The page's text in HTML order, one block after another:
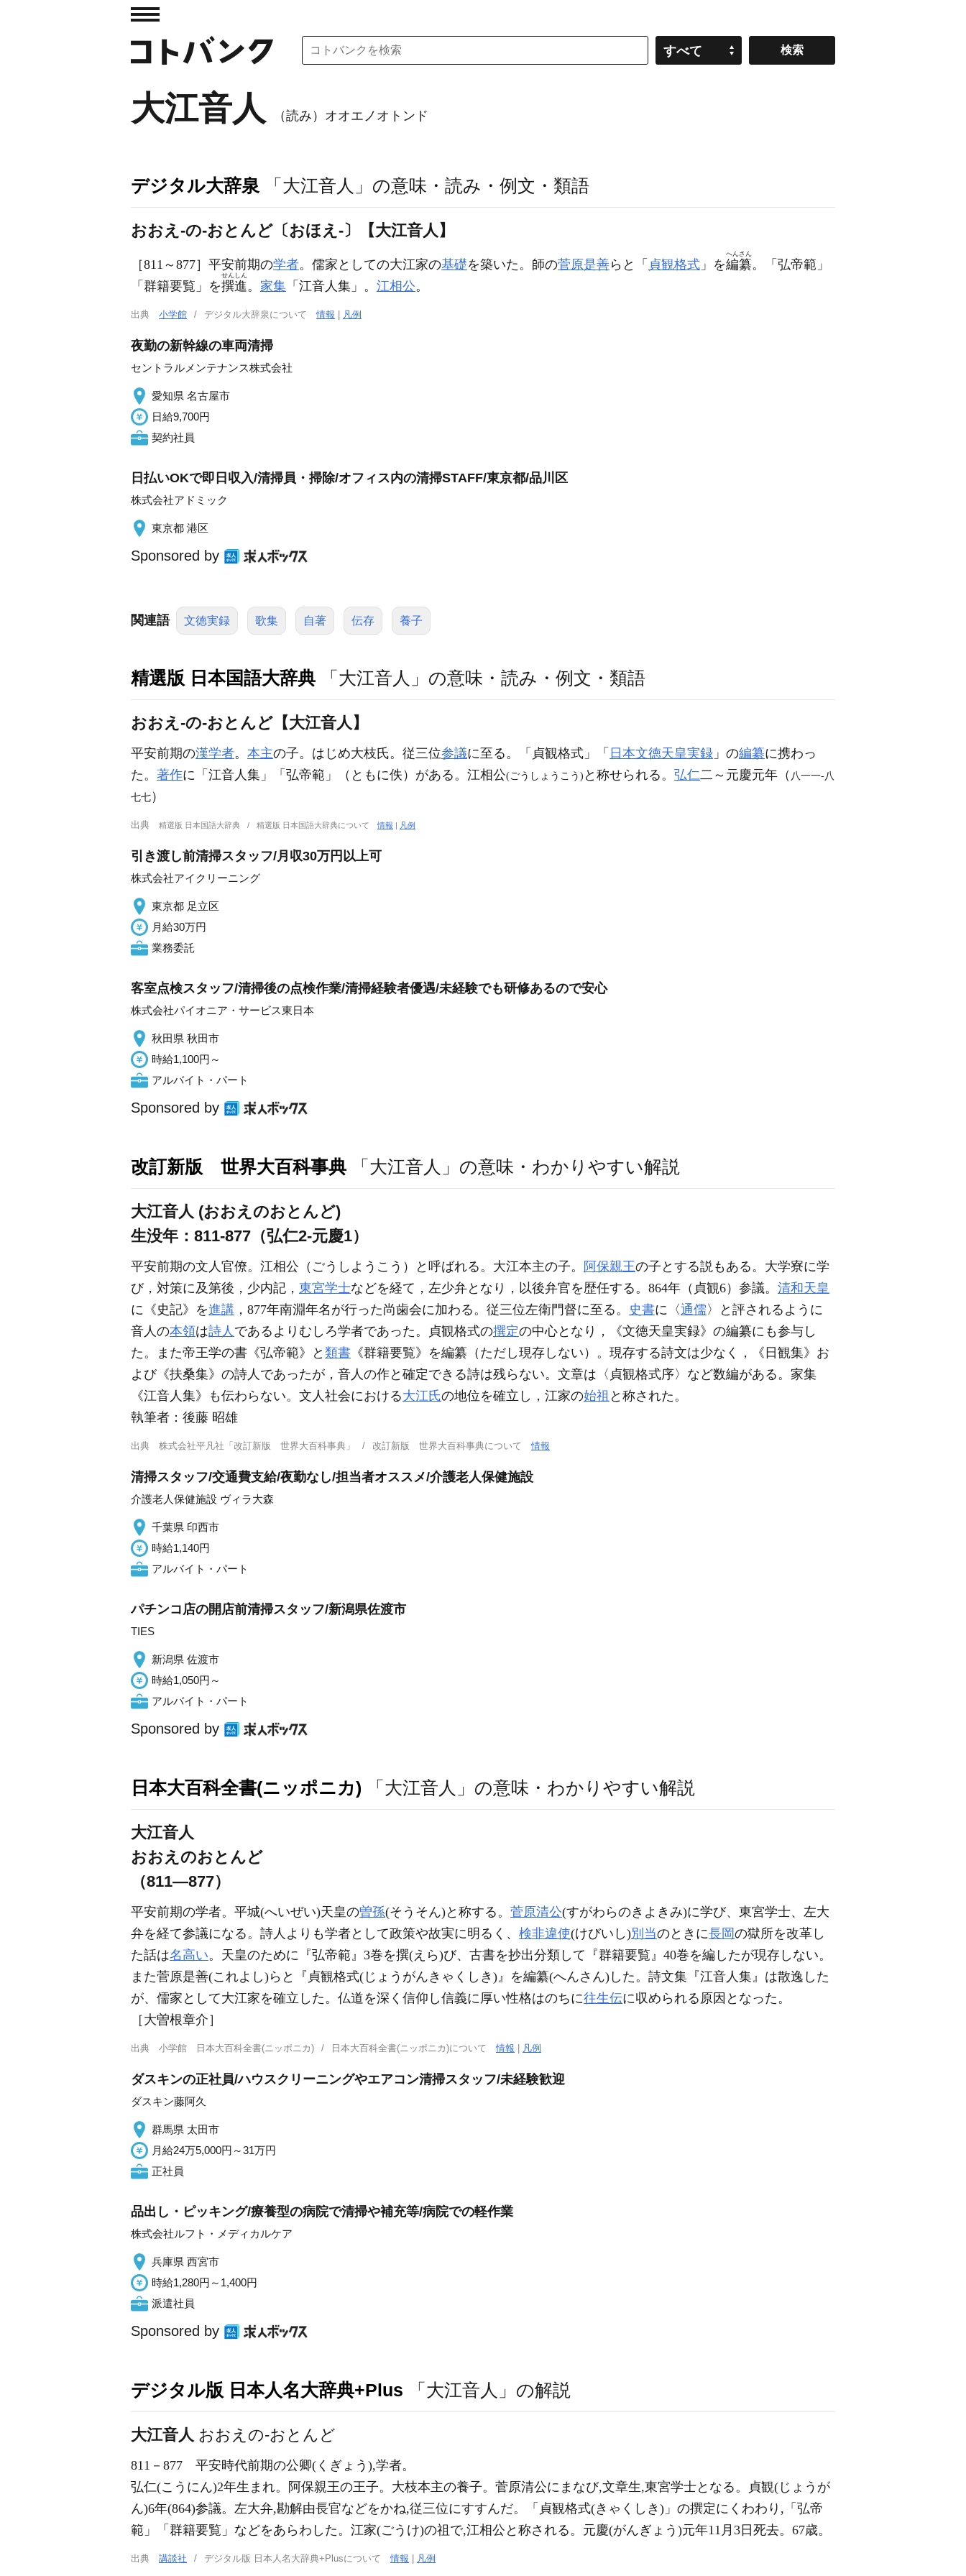
すべて
大江音人 （読み）オオエノオトンド
デジタル大辞泉 「大江音人」の意味・読み・例文・類語
おおえ‐の‐おとんど〔おほえ‐〕【大江音人】
［811～877］平安前期の学者。儒家としての大江家の基礎を築いた。師の菅原是善らと「 貞観格式 」を編纂
へんさん
。「弘帝範」
「群籍要覧」を撰進
せんしん
。 家集 「江音人集」。 江相公。
出典 小学館 デジタル大辞泉について情報 凡例
夜勤の新幹線の車両清掃
セントラルメンテナンス株式会社
愛知県 名古屋市
日給9,700円
契約社員
日払いOKで即日収入/清掃員・掃除/オフィス内の清掃STAFF/東京都/品川区
株式会社アドミック
東京都 港区
Sponsored by
関連語 文徳実録 歌集 自著 伝存 養子
精選版 日本国語大辞典 「大江音人」の意味・読み・例文・類語
おおえ‐の‐おとんど【大江音人】
平安前期の漢学者。 本主の子。はじめ大枝氏。従三位参議に至る。「貞観格式」「 日本文徳天皇実録 」の編纂に携わっ
た。 著作に「江音人集」「弘帝範」（ともに佚）がある。江相公(ごうしょうこう) と称せられる。 弘仁二～元慶元年（ 八一一‐八
七七）
出典 精選版 日本国語大辞典 精選版 日本国語大辞典について情報 | 凡例
引き渡し前清掃スタッフ/月収30万円以上可
株式会社アイクリーニング
東京都 足立区
月給30万円
業務委託
客室点検スタッフ/清掃後の点検作業/清掃経験者優遇/未経験でも研修あるので安心
株式会社パイオニア・サービス東日本
秋田県 秋田市
時給1,100円～
アルバイト・パート
Sponsored by
改訂新版 世界大百科事典 「大江音人」の意味・わかりやすい解説
大江音人 (おおえのおとんど)
生没年：811-877（弘仁2-元慶1）
平安前期の文人官僚。江相公（ごうしようこう）と呼ばれる。大江本主の子。 阿保親王の子とする説もある。大学寮に学
び，対策に及第後，少内記， 東宮学士などを経て，左少弁となり，以後弁官を歴任する。864年（貞観6）参議。 清和天皇
に《史記》を進講 ，877年南淵年名が行った尚歯会に加わる。従三位左衛門督に至る。 史書に〈通儒 〉と評されるように
音人の本領は詩人 であるよりむしろ学者であった。貞観格式の撰定の中心となり，《文徳天皇実録》の編纂にも参与し
た。また帝王学の書《弘帝範》と 類書 《群籍要覧》を編纂（ただし現存しない）。現存する詩文は少なく，《日観集》お
よび《扶桑集》の詩人であったが，音人の作と確定できる詩は残らない。文章は〈貞観格式序〉など数編がある。家集
《江音人集》も伝わらない。文人社会における大江氏の地位を確立し，江家の始祖 と称された。
執筆者： 後藤 昭雄
出典 株式会社平凡社「改訂新版 世界大百科事典」 改訂新版 世界大百科事典について情報
清掃スタッフ/交通費支給/夜勤なし/担当者オススメ/介護老人保健施設
介護老人保健施設 ヴィラ大森
千葉県 印西市
時給1,140円
アルバイト・パート
パチンコ店の開店前清掃スタッフ/新潟県佐渡市
TIES
新潟県 佐渡市
時給1,050円～
アルバイト・パート
Sponsored by
日本大百科全書(ニッポニカ) 「大江音人」の意味・わかりやすい解説
大江音人
おおえのおとんど
（811―877）
平安前期の学者。平城(へいぜい)天皇の曽孫(そうそん)と称する。 菅原清公(すがわらのきよきみ)に学び、東宮学士、左大
弁を経て参議になる。詩人よりも学者として政策や故実に明るく、 検非違使(けびいし)別当のときに長岡 の獄所を改革し
た話は名高い。天皇のために『弘帝範』3巻を撰(えら)び、古書を抄出分類して『群籍要覧』40巻を編したが現存しない。
また菅原是善(これよし)らと『貞観格式(じょうがんきゃくしき)』を編纂(へんさん)した。詩文集『江音人集』は散逸した
が、儒家として大江家を確立した。仏道を深く信仰し信義に厚い性格はのちに往生伝に収められる原因となった。
［大曽根章介］
出典 小学館 日本大百科全書(ニッポニカ) 日本大百科全書(ニッポニカ)について情報 凡例
ダスキンの正社員/ハウスクリーニングやエアコン清掃スタッフ/未経験歓迎
ダスキン藤阿久
群馬県 太田市
月給24万5,000円～31万円
正社員
品出し・ピッキング/療養型の病院で清掃や補充等/病院での軽作業
株式会社ルフト・メディカルケア
兵庫県 西宮市
時給1,280円～1,400円
派遣社員
Sponsored by
デジタル版 日本人名大辞典+Plus 「大江音人」の解説
大江音人 おおえの-おとんど
811－877 平安時代前期の公卿(くぎょう),学者。
弘仁(こうにん)2年生まれ。阿保親王の王子。大枝本主の養子。菅原清公にまなび,文章生,東宮学士となる。貞観(じょうが
ん)6年(864)参議。左大弁,勘解由長官などをかね,従三位にすすんだ。「貞観格式(きゃくしき)」の撰定にくわわり,「弘帝
範」「群籍要覧」などをあらわした。江家(ごうけ)の祖で,江相公と称される。元慶(がんぎょう)元年11月3日死去。67歳。
出典 講談社 デジタル版 日本人名大辞典+Plusについて情報 凡例